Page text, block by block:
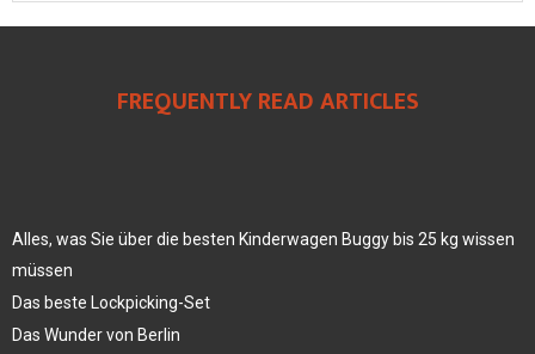
FREQUENTLY READ ARTICLES
Alles, was Sie über die besten Kinderwagen Buggy bis 25 kg wissen
müssen
Das beste Lockpicking-Set
Das Wunder von Berlin